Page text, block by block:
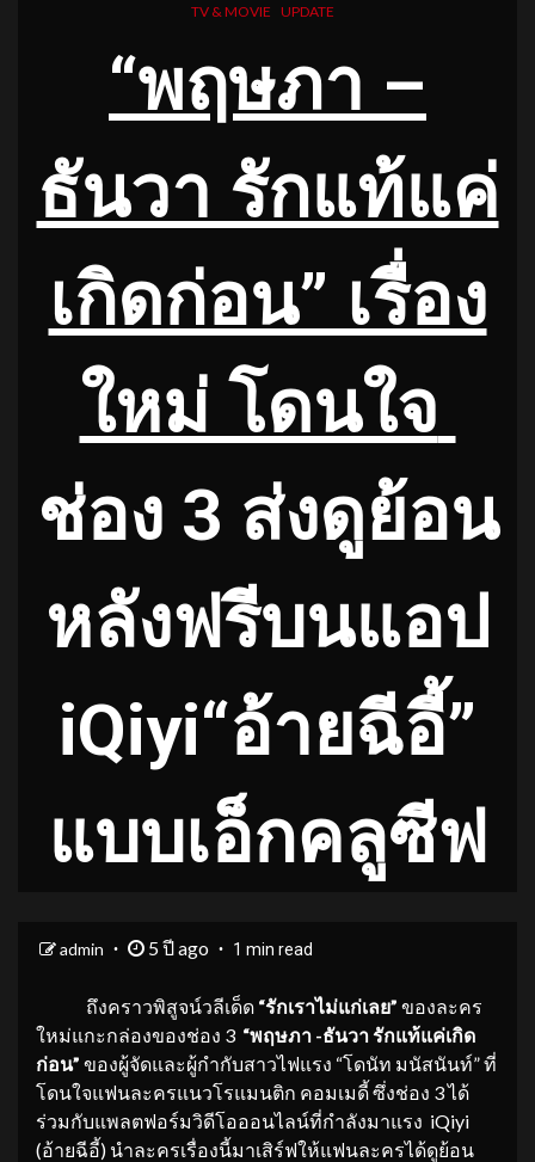
TV & MOVIE UPDATE
“พฤษภา –
ธันวา รักแท้แค่
เกิดก่อน” เรื่อง
ใหม่ โดนใจ
ช่อง 3 ส่งดูย้อน
หลังฟรีบนแอป
iQiyi“อ้ายฉีอี้”
แบบเอ็กคลูซีฟ
admin 5 ปี ago 1 min read
ถึงคราวพิสูจน์วลีเด็ด “รักเราไม่แก่เลย” ของละคร
ใหม่แกะกล่องของช่อง 3 “พฤษภา -ธันวา รักแท้แค่เกิด
ก่อน” ของผู้จัดและผู้กำกับสาวไฟแรง “โดนัท มนัสนันท์” ที่
โดนใจแฟนละครแนวโรแมนติก คอมเมดี้ ซึ่งช่อง 3 ได้
ร่วมกับแพลตฟอร์มวิดีโอออนไลน์ที่กำลังมาแรง iQiyi
(อ้ายฉีอี้) นำละครเรื่องนี้มาเสิร์ฟให้แฟนละครได้ดูย้อน